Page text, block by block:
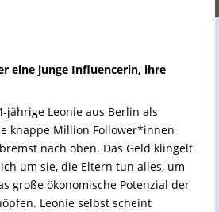
eine junge Influencerin, ihre
jährige Leonie aus Berlin als
knappe Million Follower*innen
nach oben. Das Geld klingelt
um sie, die Eltern tun alles, um
große ökonomische Potenzial der
Leonie selbst scheint